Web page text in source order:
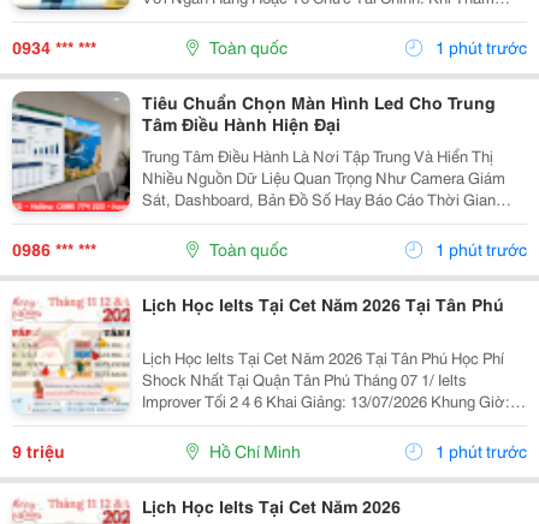
Định Hồ Sơ Vay Vốn, Ngoài Báo Cáo Tài Chính Và Tài
Sản Bảo Đảm, Ngân Hàng Còn Xem Xét Lịch Sử Tín
Dụng...
0934 *** *** Toàn quốc 1 phút trước
Tiêu Chuẩn Chọn Màn Hình Led Cho Trung
Tâm Điều Hành Hiện Đại
Trung Tâm Điều Hành Là Nơi Tập Trung Và Hiển Thị
Nhiều Nguồn Dữ Liệu Quan Trọng Như Camera Giám
Sát, Dashboard, Bản Đồ Số Hay Báo Cáo Thời Gian
Thực. Vì Vậy, Việc Lựa Chọn Màn Hình Led Phù Hợp Sẽ
Ảnh Hưởng Trực Tiếp Đến Hiệu Quả Giám Sát Và Khả
Năng...
0986 *** *** Toàn quốc 1 phút trước
Lịch Học Ielts Tại Cet Năm 2026 Tại Tân Phú
Lịch Học Ielts Tại Cet Năm 2026 Tại Tân Phú Học Phí
Shock Nhất Tại Quận Tân Phú Tháng 07 1/ Ielts
Improver Tối 2 4 6 Khai Giảng: 13/07/2026 Khung Giờ:
18:00 Đến 21:00 Học Phí Ưu Đãi 5% Khi Đăng Ký 2/ Ielts
Basic Tối 3 5 7 Khai...
9 triệu Hồ Chí Minh 1 phút trước
Lịch Học Ielts Tại Cet Năm 2026